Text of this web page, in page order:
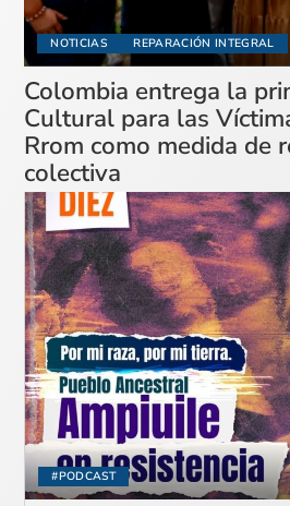
NOTICIAS REPARACIÓN INTEGRAL
Colombia entrega la
Cultural para las
Rrom como medida de
colectiva
#PODCAST